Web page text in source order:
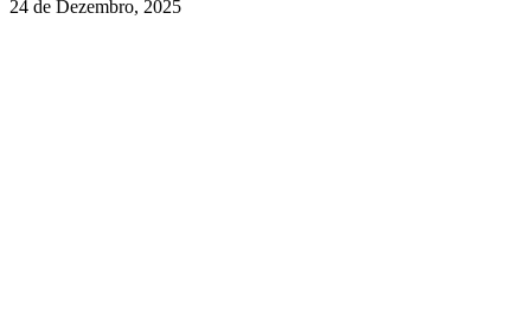
24 de Dezembro, 2025